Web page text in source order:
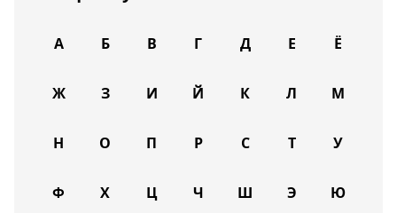
А Б В Г Д Е Ё
Ж З И Й К Л М
Н О П Р С Т У
Ф Х Ц Ч Ш Э Ю